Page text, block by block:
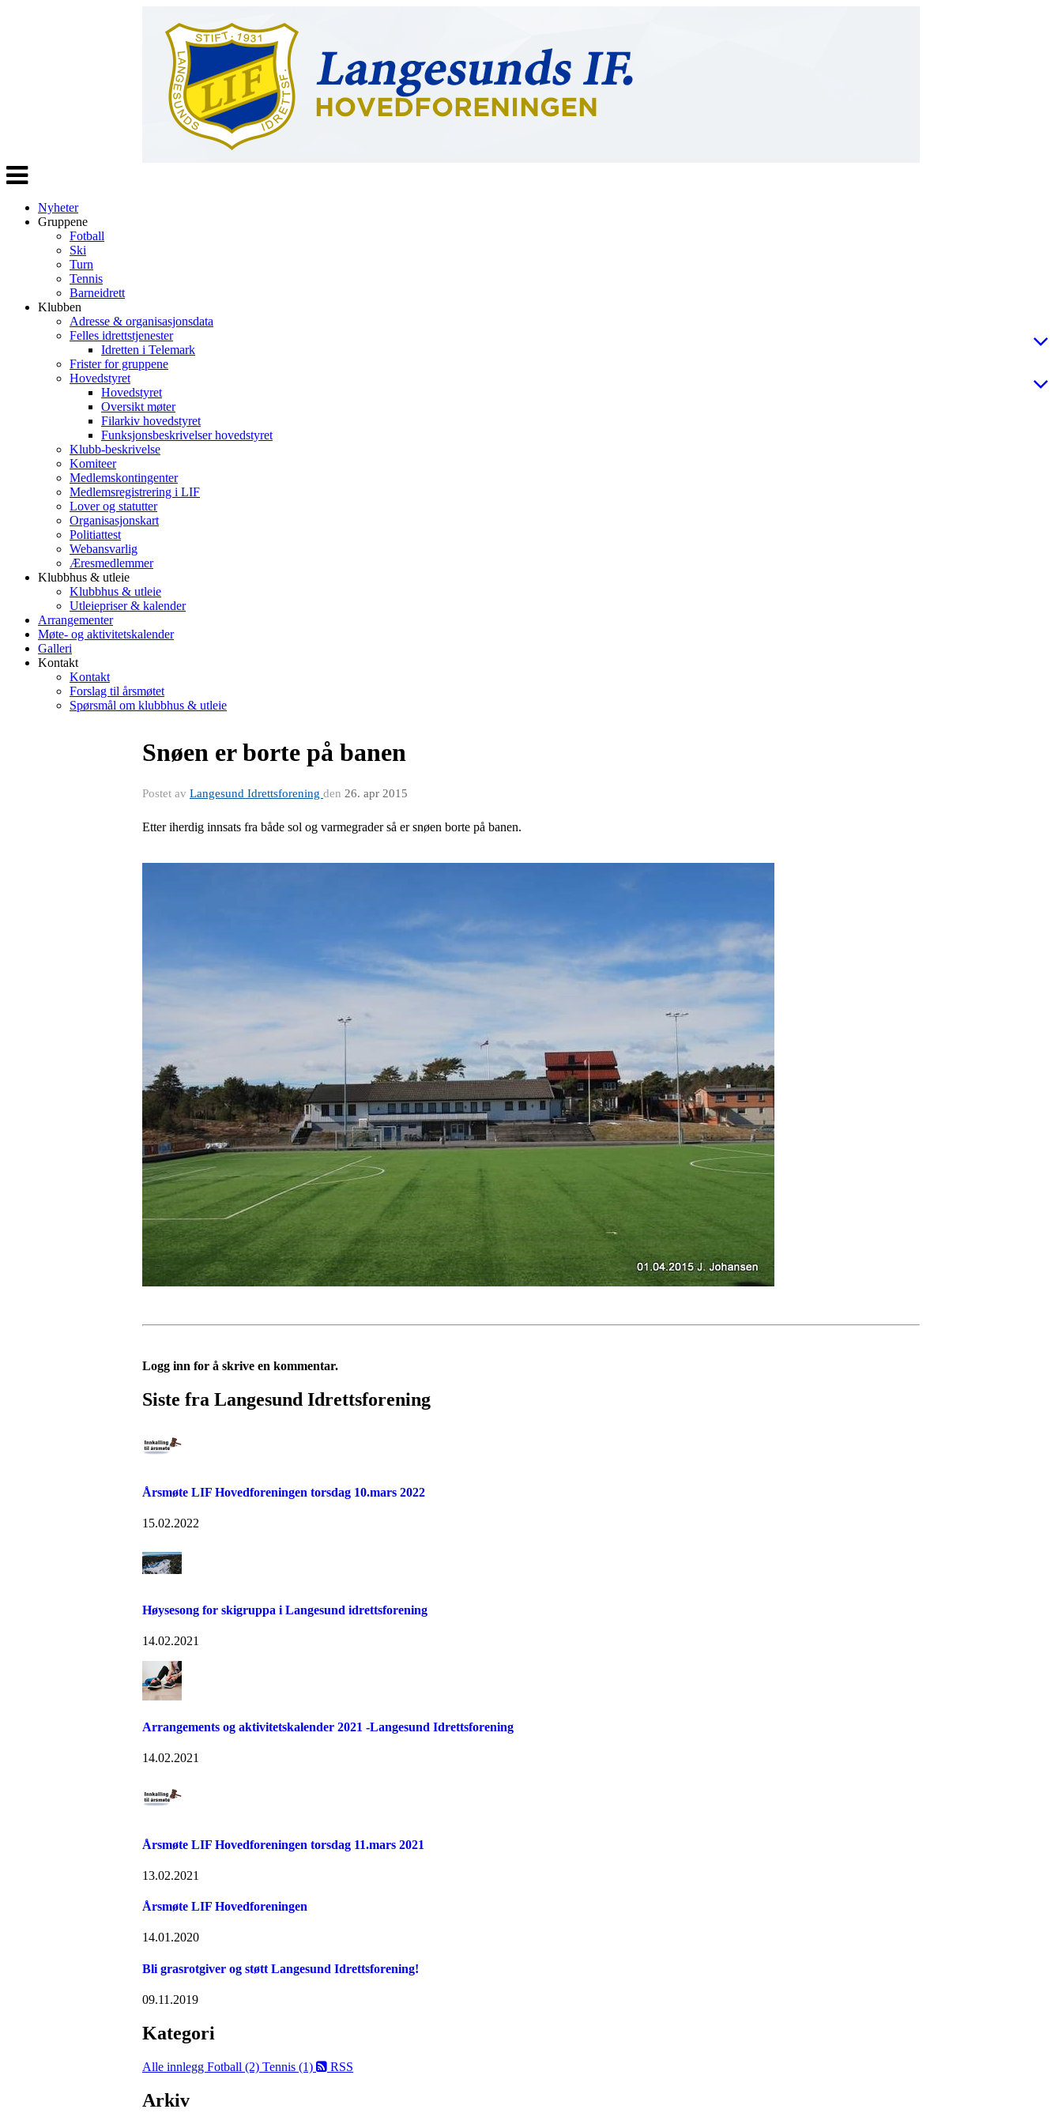
Veksle
navigasjon
Nyheter
Gruppene
Fotball
Ski
Turn
Tennis
Barneidrett
Klubben
Adresse & organisasjonsdata
Felles idrettstjenester
Idretten i Telemark
Frister for gruppene
Hovedstyret
Hovedstyret
Oversikt møter
Filarkiv hovedstyret
Funksjonsbeskrivelser hovedstyret
Klubb-beskrivelse
Komiteer
Medlemskontingenter
Medlemsregistrering i LIF
Lover og statutter
Organisasjonskart
Politiattest
Webansvarlig
Æresmedlemmer
Klubbhus & utleie
Klubbhus & utleie
Utleiepriser & kalender
Arrangementer
Møte- og aktivitetskalender
Galleri
Kontakt
Kontakt
Forslag til årsmøtet
Spørsmål om klubbhus & utleie
Snøen er borte på banen
Postet av Langesund Idrettsforening den 26. apr 2015
Etter iherdig innsats fra både sol og varmegrader så er snøen borte på banen.
Logg inn for å skrive en kommentar.
Siste fra Langesund Idrettsforening
Årsmøte LIF Hovedforeningen torsdag 10.mars 2022
15.02.2022
Høysesong for skigruppa i Langesund idrettsforening
14.02.2021
Arrangements og aktivitetskalender 2021 -Langesund Idrettsforening
14.02.2021
Årsmøte LIF Hovedforeningen torsdag 11.mars 2021
13.02.2021
Årsmøte LIF Hovedforeningen
14.01.2020
Bli grasrotgiver og støtt Langesund Idrettsforening!
09.11.2019
Kategori
Alle innlegg Fotball (2) Tennis (1) RSS
Arkiv